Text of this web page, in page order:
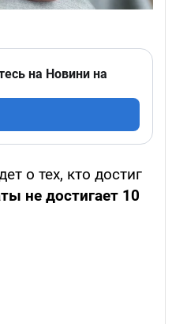
на Новини на
о тех, кто достиг
не достигает 10